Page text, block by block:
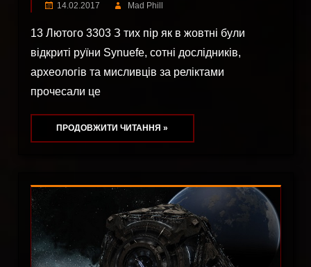
14.02.2017 Mad Phill
13 Лютого 3303 З тих пір як в жовтні були
відкриті руїни Synuefe, сотні дослідників,
археологів та мисливців за реліктами
прочесали це
ПРОДОВЖИТИ ЧИТАННЯ »